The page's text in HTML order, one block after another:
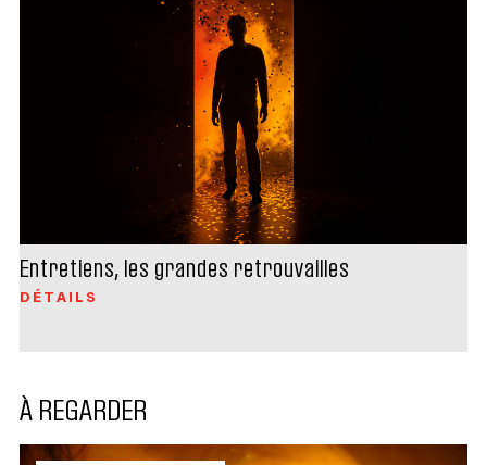
Entretiens, les grandes retrouvailles
DÉTAILS
À REGARDER